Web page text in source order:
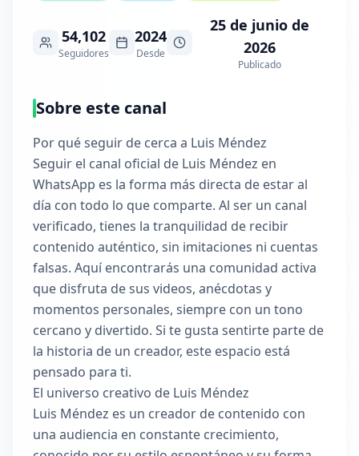
54,102
Seguidores
2024
Desde
25 de junio de
2026
Publicado
Sobre este canal
Por qué seguir de cerca a Luis Méndez
Seguir el canal oficial de Luis Méndez en
WhatsApp es la forma más directa de estar al
día con todo lo que comparte. Al ser un canal
verificado, tienes la tranquilidad de recibir
contenido auténtico, sin imitaciones ni cuentas
falsas. Aquí encontrarás una comunidad activa
que disfruta de sus videos, anécdotas y
momentos personales, siempre con un tono
cercano y divertido. Si te gusta sentirte parte de
la historia de un creador, este espacio está
pensado para ti.
El universo creativo de Luis Méndez
Luis Méndez es un creador de contenido con
una audiencia en constante crecimiento,